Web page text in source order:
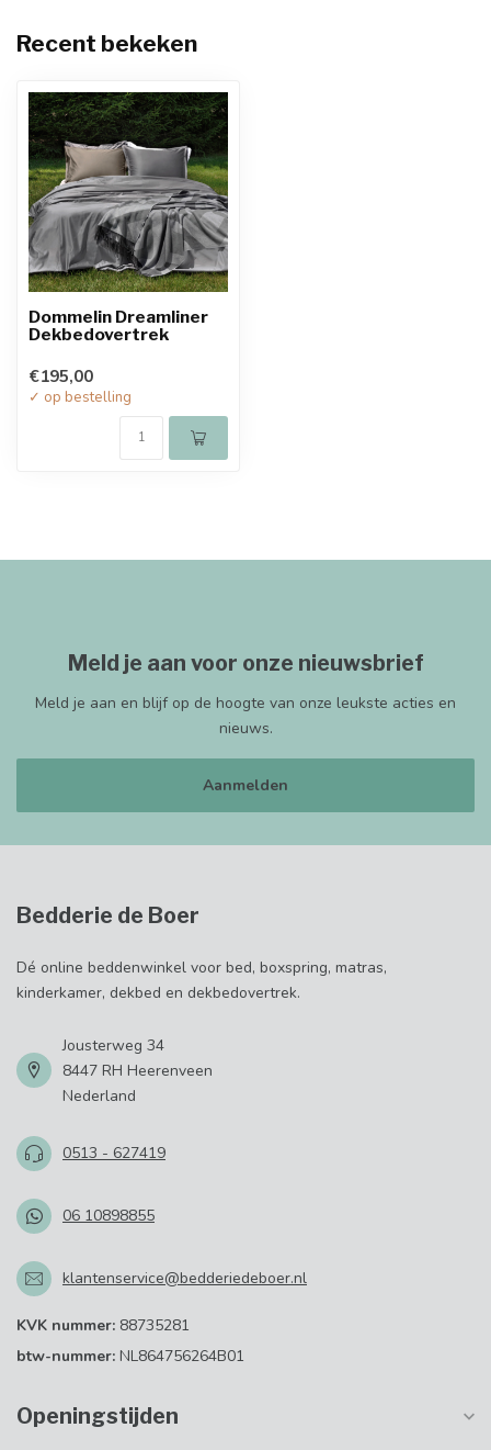
Recent bekeken
Dommelin Dreamliner
Dekbedovertrek
€195,00
✓ op bestelling
Meld je aan voor onze nieuwsbrief
Meld je aan en blijf op de hoogte van onze leukste acties en
nieuws.
Aanmelden
Bedderie de Boer
Dé online beddenwinkel voor bed, boxspring, matras,
kinderkamer, dekbed en dekbedovertrek.
Jousterweg 34
8447 RH Heerenveen
Nederland
0513 - 627419
06 10898855
klantenservice@bedderiedeboer.nl
KVK nummer: 88735281
btw-nummer: NL864756264B01
Openingstijden